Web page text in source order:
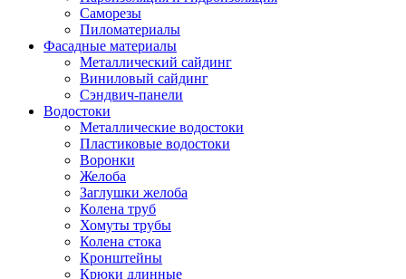
Саморезы
Пиломатериалы
Фасадные материалы
Металлический сайдинг
Виниловый сайдинг
Сэндвич-панели
Водостоки
Металлические водостоки
Пластиковые водостоки
Воронки
Желоба
Заглушки желоба
Колена труб
Хомуты трубы
Колена стока
Кронштейны
Крюки длинные